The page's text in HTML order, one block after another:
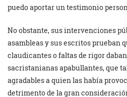
puedo aportar un testimonio
No obstante, sus intervenciones
asambleas y sus escritos prueban
claudicantes o faltas de rigor
sacristanianas apabullantes, que
agradables a quien las había
detrimento de la gran